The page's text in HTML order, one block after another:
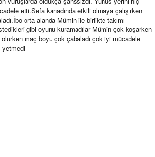
etti.Sefa kanadında etkili olmaya çalışırken
orta alanda Mümin ile birlikte takımı
gibi oyunu kuramadılar Mümin çok koşarken
olurken maç boyu çok çabaladı çok iyi mücadele
yetmedi.